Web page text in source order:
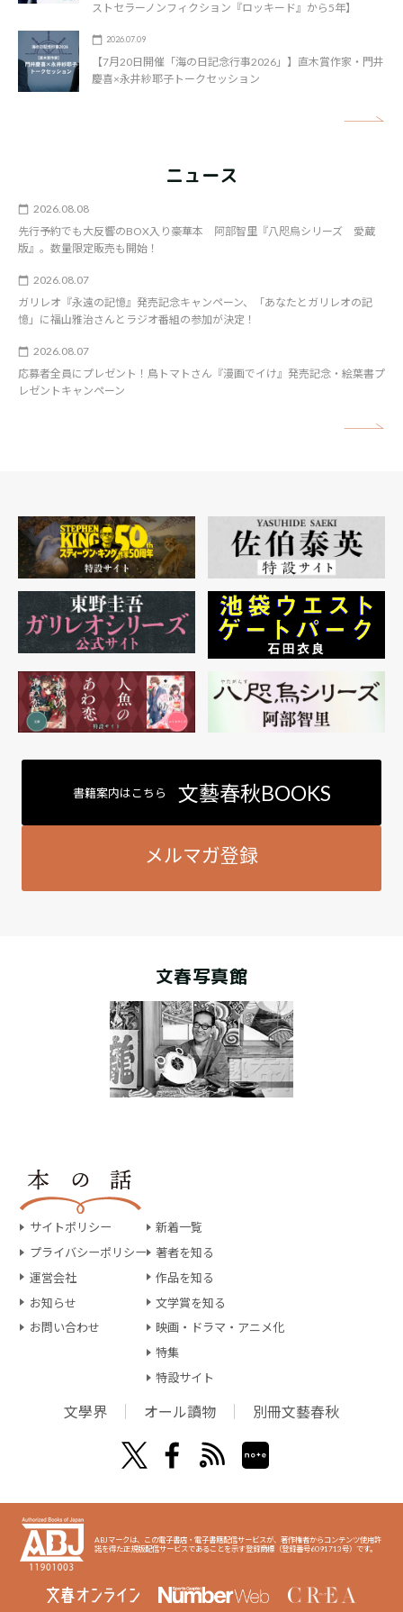
ストセラーノンフィクション『ロッキード』から5年】
2026.07.09
【7月20日開催「海の日記念行事2026」】直木賞作家・門井
慶喜×永井紗耶子トークセッション
ニュース
2026.08.08
先行予約でも大反響のBOX入り豪華本 阿部智里『八咫烏シリーズ 愛蔵
版』。数量限定販売も開始！
2026.08.07
ガリレオ『永遠の記憶』発売記念キャンペーン、「あなたとガリレオの記
憶」に福山雅治さんとラジオ番組の参加が決定！
2026.08.07
応募者全員にプレゼント！鳥トマトさん『漫画でイけ』発売記念・絵葉書プ
レゼントキャンペーン
書籍案内はこちら 文藝春秋BOOKS
メルマガ登録
文春写真館
サイトポリシー
プライバシーポリシー
運営会社
お知らせ
お問い合わせ
新着一覧
著者を知る
作品を知る
文学賞を知る
映画・ドラマ・アニメ化
特集
特設サイト
文學界 オール讀物 別冊文藝春秋
ABJマークは、この電子書店・電子書籍配信サービスが、著作権者からコンテンツ使用許
諾を得た正規版配信サービスであることを示す登録商標（登録番号6091713号）です。